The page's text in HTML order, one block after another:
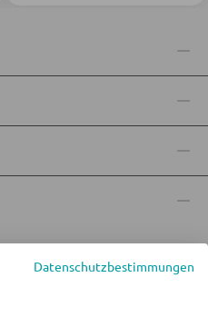
Datenschutzbestimmungen